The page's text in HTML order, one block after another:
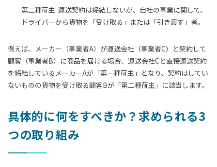
第二種荷主: 運送契約は締結しないが、自社の事業に関して、
ドライバーから貨物を「受け取る」または「引き渡す」者。
例えば、メーカー（事業者A）が運送会社（事業者C）と契約して
顧客（事業者B）に商品を届ける場合、運送会社Cと直接運送契約
を締結している メーカーAが「第一種荷主」となり、契約はしてい
ないものの貨物を受け取る顧客Bが「第二種荷主」に該当します。
具体的に何をすべきか？求められる3
つの取り組み